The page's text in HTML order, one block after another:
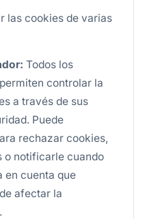
las cookies de varias
Todos los
controlar la
a través de sus
Puede
rechazar cookies,
o notificarle cuando
en cuenta que
afectar la